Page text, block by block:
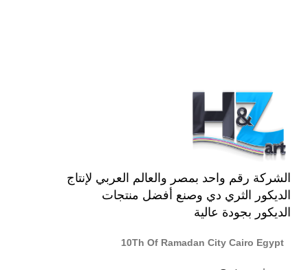
الشركة رقم واحد بمصر والعالم العربي لإنتاج
الديكور الثري دي وصنع أفضل منتجات
الديكور بجودة عالية
10Th Of Ramadan City Cairo Egypt